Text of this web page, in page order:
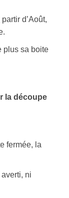
d’Août,
plus sa boite
la découpe
fermée, la
ni